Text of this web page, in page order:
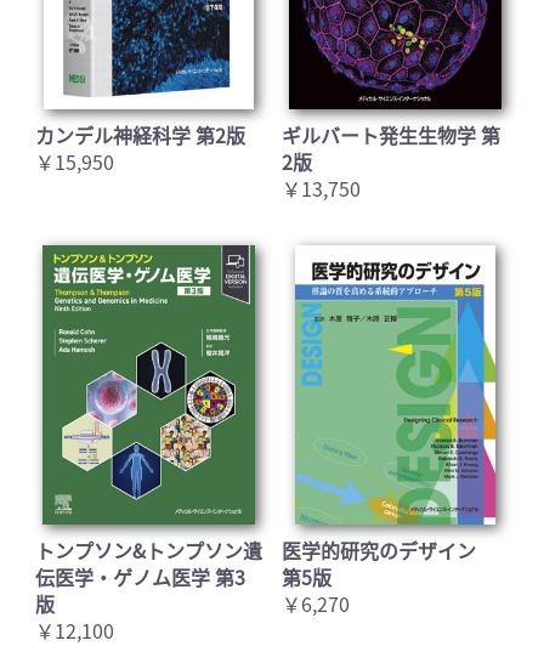
お買い物を続ける カートへ進む
カンデル神経科学 第2版
￥15,950
ギルバート発生生物学 第
2版
￥13,750
トンプソン&トンプソン遺
伝医学・ゲノム医学 第3
版
￥12,100
医学的研究のデザイン
第5版
￥6,270